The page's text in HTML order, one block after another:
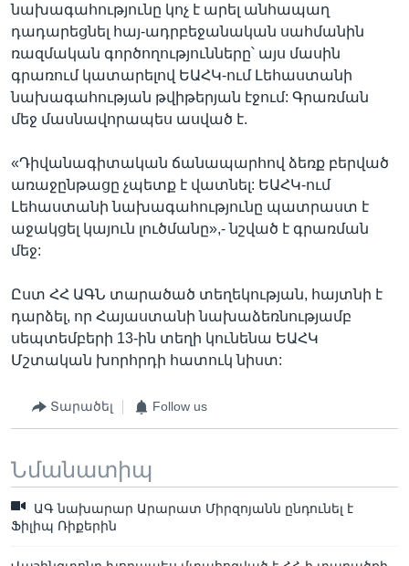
նախագահությունը կոչ է արել անհապաղ
դադարեցնել հայ-ադրբեջանական սահմանին
ռազմական գործողությունները՝ այս մասին
գրառում կատարելով ԵԱՀԿ-ում Լեհաստանի
նախագահության թվիթերյան էջում: Գրառման
մեջ մասնավորապես ասված է.
«Դիվանագիտական ճանապարհով ձեռք բերված
առաջընթացը չպետք է վատնել: ԵԱՀԿ-ում
Լեհաստանի նախագահությունը պատրաստ է
աջակցել կայուն լուծմանը»,- նշված է գրառման
մեջ:
Ըստ ՀՀ ԱԳՆ տարածած տեղեկության, հայտնի է
դարձել, որ Հայաստանի նախաձեռնությամբ
սեպտեմբերի 13-ին տեղի կունենա ԵԱՀԿ
Մշտական խորհրդի հատուկ նիստ:
Տարածել Follow us
Նմանատիպ
ԱԳ նախարար Արարատ Միրզոյանն ընդունել է
Ֆիլիպ Ռիքերին